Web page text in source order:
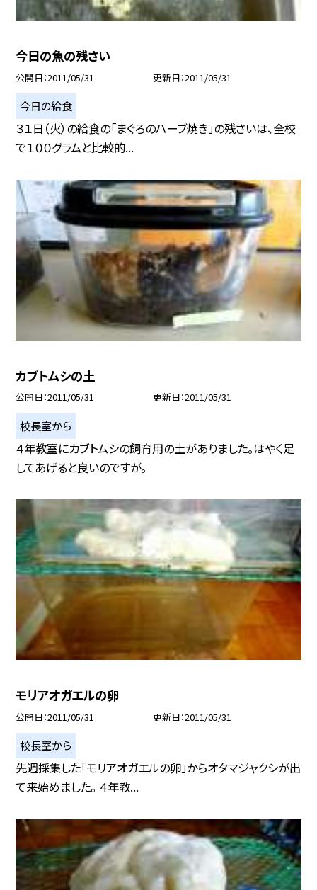
今日の魚の残さい
公開日 2011/05/31 更新日 2011/05/31
今日の給食
３１日（火）の給食の「まぐろのハーブ焼き」の残さいは、全校
で１００グラムと比較的...
カブトムシの土
公開日 2011/05/31 更新日 2011/05/31
校長室から
４年教室にカブトムシの飼育用の土がありました。はやく足
してあげると良いのですが。
モリアオガエルの卵
公開日 2011/05/31 更新日 2011/05/31
校長室から
先週採集した「モリアオガエルの卵」からオタマジャクシが出
て来始めました。 ４年教...